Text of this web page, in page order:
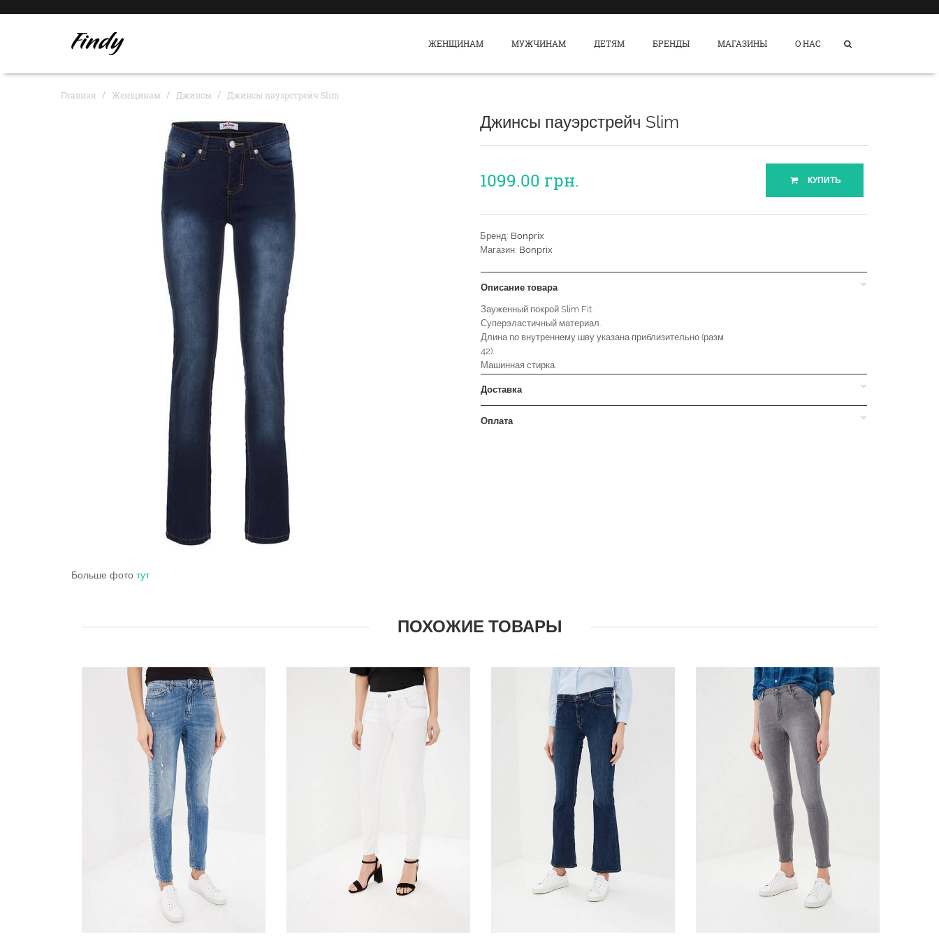
ЖЕНЩИНАМ МУЖЧИНАМ ДЕТЯМ БРЕНДЫ МАГАЗИНЫ О НАС
Главная Женщинам Джинсы Джинсы пауэрстрейч Slim
Больше фото тут
Джинсы пауэрстрейч Slim
1099.00 грн. КУПИТЬ
Бренд: Bonprix
Магазин: Bonprix
Описание товара
Зауженный покрой Slim Fit.
Суперэластичный материал.
Длина по внутреннему шву указана приблизительно (разм.
42).
Машинная стирка.
Доставка
Оплата
ПОХОЖИЕ ТОВАРЫ